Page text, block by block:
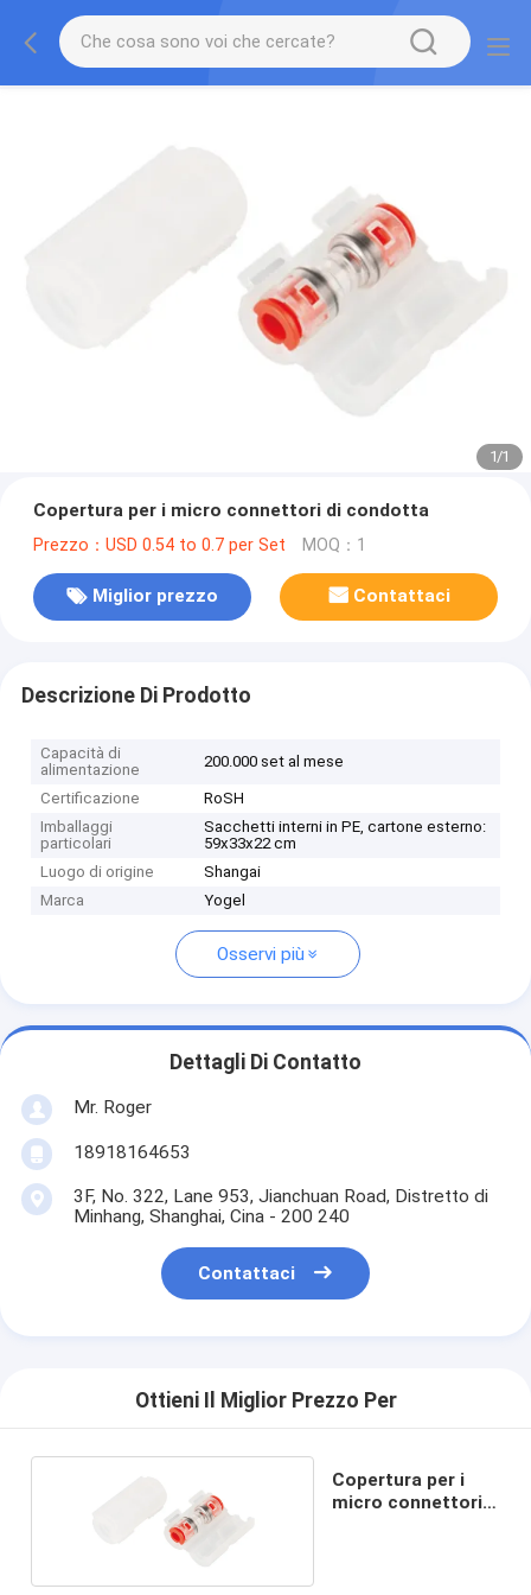
1/1
Copertura per i micro connettori di condotta
Prezzo：USD 0.54 to 0.7 per Set MOQ：1
Miglior prezzo Contattaci
Descrizione Di Prodotto
Capacità di
alimentazione
200.000 set al mese
Certificazione
RoSH
Imballaggi
particolari
Sacchetti interni in PE, cartone esterno:
59x33x22 cm
Luogo di origine
Shangai
Marca
Yogel
Osservi più
Dettagli Di Contatto
Mr. Roger
18918164653
3F, No. 322, Lane 953, Jianchuan Road, Distretto di
Minhang, Shanghai, Cina - 200 240
Contattaci
Ottieni Il Miglior Prezzo Per
Copertura per i
micro connettori